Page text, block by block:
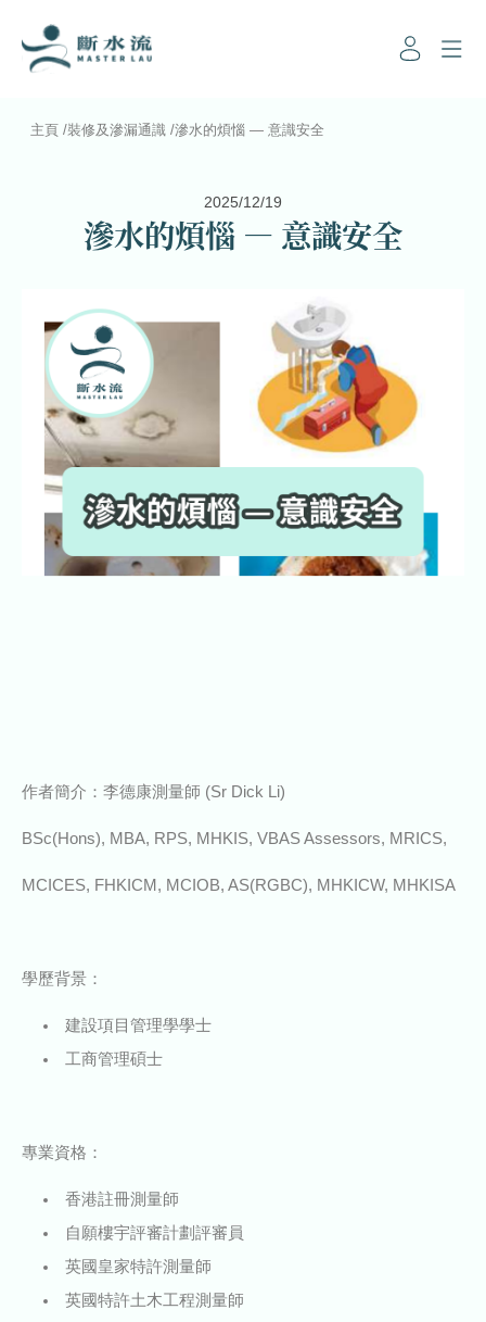
主頁 /裝修及滲漏通識 /滲水的煩惱 — 意識安全
2025/12/19
滲水的煩惱 — 意識安全
作者簡介：李德康測量師 (Sr Dick Li)
BSc(Hons), MBA, RPS, MHKIS, VBAS Assessors, MRICS,
MCICES, FHKICM, MCIOB, AS(RGBC), MHKICW, MHKISA
學歷背景：
建設項目管理學學士
工商管理碩士
專業資格：
香港註冊測量師
自願樓宇評審計劃評審員
英國皇家特許測量師
英國特許土木工程測量師